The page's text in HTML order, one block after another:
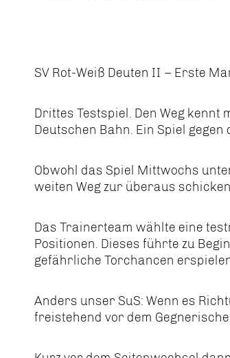
SV Rot-Weiß Deuten II – Erste
Drittes Testspiel. Den Weg
Deutschen Bahn. Ein Spiel gegen
Obwohl das Spiel Mittwochs
weiten Weg zur überaus
Das Trainerteam wählte eine
Positionen. Dieses führte zu
gefährliche Torchancen
Anders unser SuS: Wenn es
freistehend vor dem